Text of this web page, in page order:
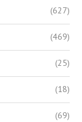
(627)
(469)
(25)
(18)
(69)